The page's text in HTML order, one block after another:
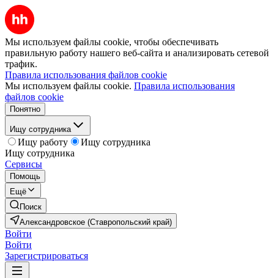
Мы используем файлы cookie, чтобы обеспечивать
правильную работу нашего веб-сайта и анализировать сетевой
трафик.
Правила использования файлов cookie
Мы используем файлы cookie. Правила использования
файлов cookie
Понятно
Ищу сотрудника
Ищу работу
Ищу сотрудника
Ищу сотрудника
Сервисы
Помощь
Ещё
Поиск
Александровское (Ставропольский край)
Войти
Войти
Зарегистрироваться